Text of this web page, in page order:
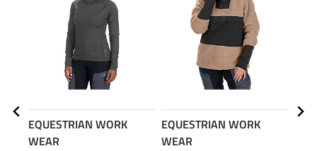
EQUESTRIAN WORK
WEAR
EQUESTRIAN WORK
WEAR